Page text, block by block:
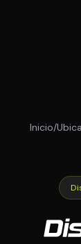
Inicio/